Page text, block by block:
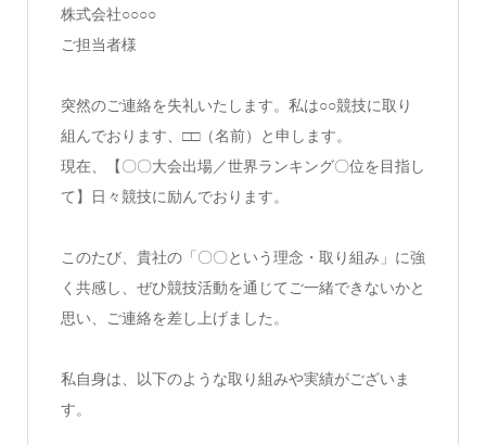
株式会社○○○○
ご担当者様
突然のご連絡を失礼いたします。私は○○競技に取り
組んでおります、□□（名前）と申します。
現在、【〇〇大会出場／世界ランキング〇位を目指し
て】日々競技に励んでおります。
このたび、貴社の「〇〇という理念・取り組み」に強
く共感し、ぜひ競技活動を通じてご一緒できないかと
思い、ご連絡を差し上げました。
私自身は、以下のような取り組みや実績がございま
す。